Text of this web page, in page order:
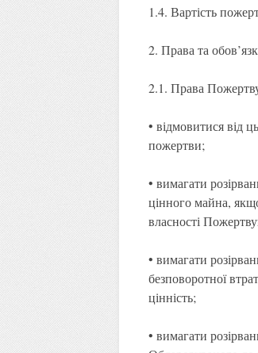
1.4. Вартість
2. Права та
2.1. Права
• відмовитися від
пожертви;
• вимагати
цінного майна,
власності
• вимагати
безповоротної
цінність;
• вимагати